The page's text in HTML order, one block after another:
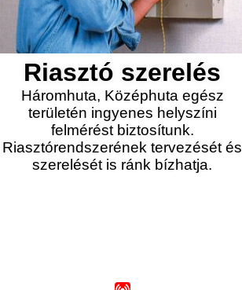
Riasztó szerelés
Háromhuta, Középhuta egész
területén ingyenes helyszíni
felmérést biztosítunk.
Riasztórendszerének tervezését és
szerelését is ránk bízhatja.